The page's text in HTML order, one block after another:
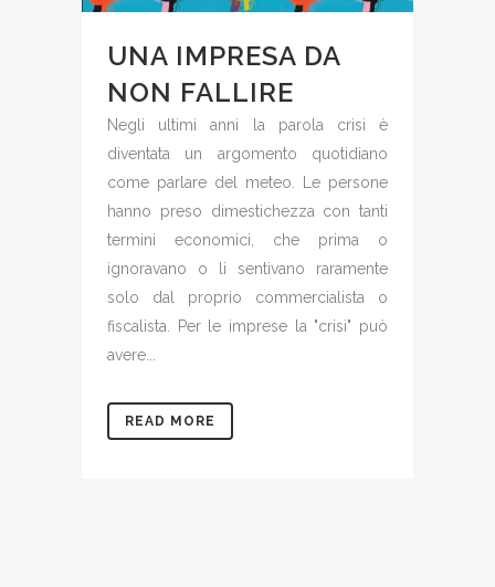
UNA IMPRESA DA
NON FALLIRE
Negli ultimi anni la parola crisi è
diventata un argomento quotidiano
come parlare del meteo. Le persone
hanno preso dimestichezza con tanti
termini economici, che prima o
ignoravano o li sentivano raramente
solo dal proprio commercialista o
fiscalista. Per le imprese la "crisi" può
avere...
READ MORE